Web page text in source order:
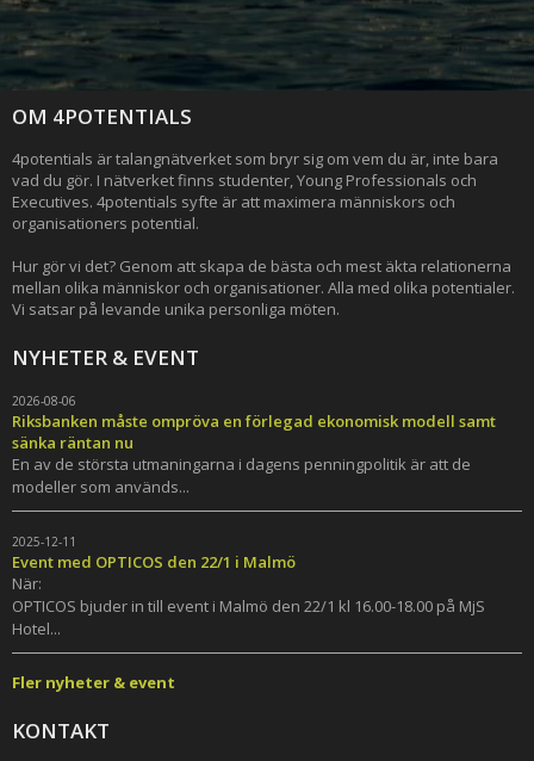
OM 4POTENTIALS
4potentials är talangnätverket som bryr sig om vem du är, inte bara
vad du gör. I nätverket finns studenter, Young Professionals och
Executives. 4potentials syfte är att maximera människors och
organisationers potential.
Hur gör vi det? Genom att skapa de bästa och mest äkta relationerna
mellan olika människor och organisationer. Alla med olika potentialer.
Vi satsar på levande unika personliga möten.
NYHETER & EVENT
2026-08-06
Riksbanken måste ompröva en förlegad ekonomisk modell samt
sänka räntan nu
En av de största utmaningarna i dagens penningpolitik är att de
modeller som används...
2025-12-11
Event med OPTICOS den 22/1 i Malmö
När:
OPTICOS bjuder in till event i Malmö den 22/1 kl 16.00-18.00 på MjS
Hotel...
Fler nyheter & event
KONTAKT